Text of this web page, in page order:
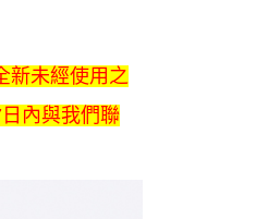
新未經使用之
內與我們聯